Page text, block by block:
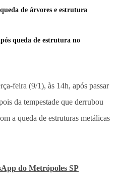
de árvores e estrutura
queda de estrutura no
feira (9/1), às 14h, após passar
da tempestade que derrubou
a queda de estruturas metálicas
do Metrópoles SP